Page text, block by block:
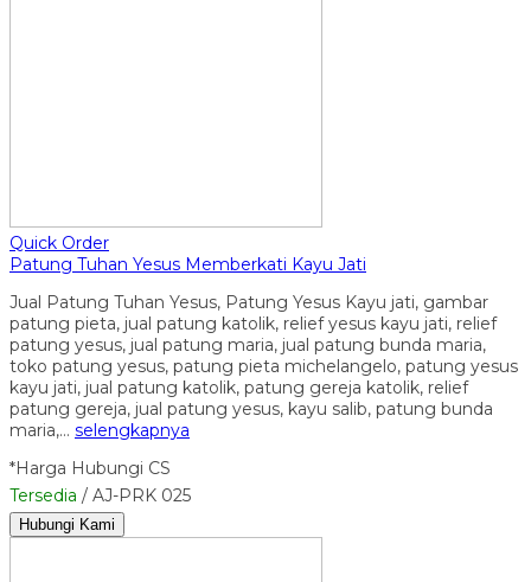
Quick Order
Patung Tuhan Yesus Memberkati Kayu Jati
Jual Patung Tuhan Yesus, Patung Yesus Kayu jati, gambar
patung pieta, jual patung katolik, relief yesus kayu jati, relief
patung yesus, jual patung maria, jual patung bunda maria,
toko patung yesus, patung pieta michelangelo, patung yesus
kayu jati, jual patung katolik, patung gereja katolik, relief
patung gereja, jual patung yesus, kayu salib, patung bunda
maria,… selengkapnya
*Harga Hubungi CS
Tersedia / AJ-PRK 025
Hubungi Kami